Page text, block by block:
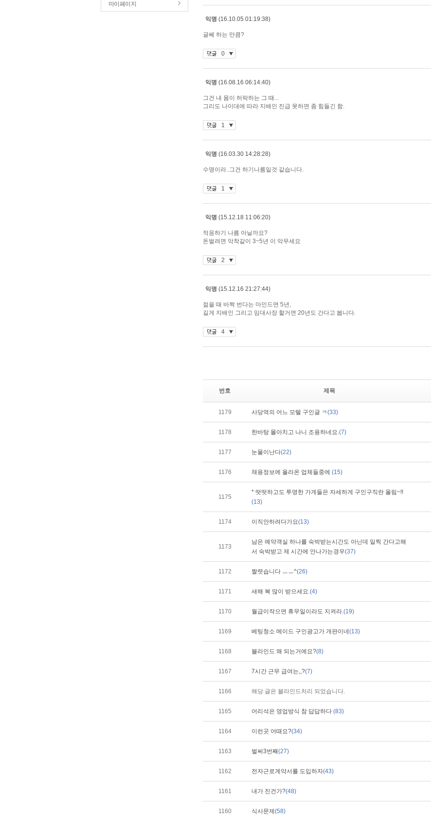
마이페이지
번호 제목
1179 사당역의 어느 모텔 구인글 ㅋ(33)
1178 한바탕 몰아치고 나니 조용하네요.(7)
1177 눈물이난다(22)
1176 채용정보에 올라온 업체들중에 (15)
1175
* 떳떳하고도 투명한 가게들은 자세하게 구인구직란 올림~!!
(13)
1174 이직안하려다가요(13)
1173
남은 예약객실 하나를 숙박받는시간도 아닌데 일찍 간다고해
서 숙박받고 제 시간에 안나가는경우(37)
1172 짤렷습니다 ㅡㅡ^(26)
1171 새해 복 많이 받으세요.(4)
1170 월급이작으면 휴무일이라도 지켜라.(19)
1169 베팅청소 메이드 구인광고가 개판이네 (13)
1168 블라인드 왜 되는거에요?(8)
1167 7시간 근무 급여는,,?(7)
1166 해당 글은 블라인드처리 되었습니다.
1165 어리석은 영업방식 참 답답하다 (83)
1164 이런곳 어때요?(34)
1163 벌써3번째(27)
1162 전자근로계약서를 도입하자(43)
1161 내가 진건가?(48)
1160 식사문제 (58)